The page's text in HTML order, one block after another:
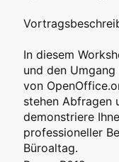
In diesem
und den
von
stehen Abfragen
demonstriere
professioneller
Büroaltag.